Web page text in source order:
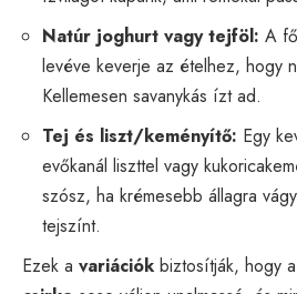
Natúr joghurt vagy tejföl: A
levéve keverje az ételhez, hogy
Kellemesen savanykás ízt ad.
Tej és liszt/keményítő: Egy
evőkanál liszttel vagy
szósz, ha krémesebb állagra
tejszínt.
Ezek a variációk biztosítják, hogy a